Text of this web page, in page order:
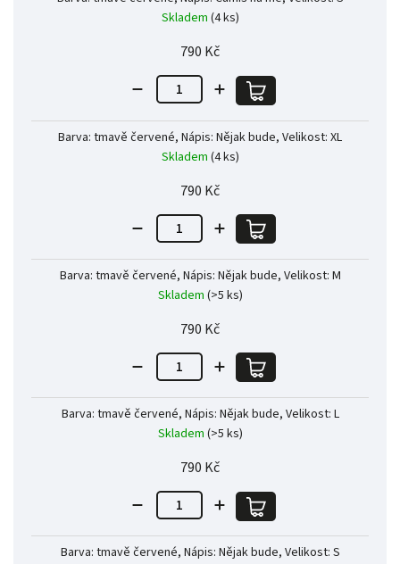
Skladem (4 ks)
790 Kč
Barva: tmavě červené, Nápis: Nějak bude, Velikost: XL
Skladem (4 ks)
790 Kč
Barva: tmavě červené, Nápis: Nějak bude, Velikost: M
Skladem (>5 ks)
790 Kč
Barva: tmavě červené, Nápis: Nějak bude, Velikost: L
Skladem (>5 ks)
790 Kč
Barva: tmavě červené, Nápis: Nějak bude, Velikost: S